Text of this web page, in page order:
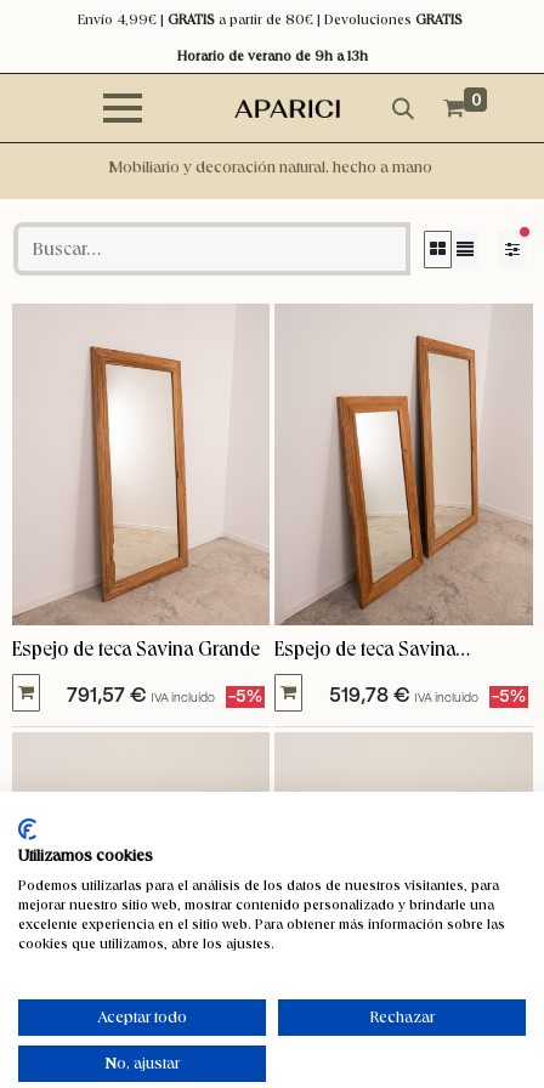
Envío 4,99€ | GRATISa partir de 80€ | Devoluciones GRATIS
Horario de verano de 9h a 13h
0
Mobiliario y decoración natural, hecho a mano
Espejo de teca Savina Grande
791,57 € IVA incluido -5%
Espejo de teca Savina
pequeño
519,78€ IVA incluido -5%
Silla de madera de teca
Utilizamos cookies
Podemos utilizarlas para el análisis de los datos de nuestros visitantes, para
mejorar nuestro sitio web, mostrar contenido personalizado y brindarle una
excelente experiencia en el sitio web. Para obtener más información sobre las
cookies que utilizamos, abre los ajustes.
Aceptar todo Rechazar
No, ajustar